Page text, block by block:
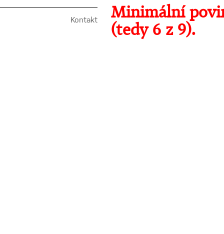
Kontakt
Minimální
(tedy 6 z 9).